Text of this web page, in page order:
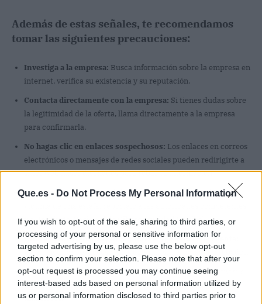
Que.es - Do Not Process My Personal Information
If you wish to opt-out of the sale, sharing to third parties, or
processing of your personal or sensitive information for
targeted advertising by us, please use the below opt-out
section to confirm your selection. Please note that after your
opt-out request is processed you may continue seeing
interest-based ads based on personal information utilized by
us or personal information disclosed to third parties prior to
Además de estas señales, te recomendamos
tomar las siguientes precauciones:
Investiga a la empresa: Busca información sobre la empresa en
internet, verifica su existencia y su reputación.
Contacta directamente con la empresa: Si tienes dudas sobre
la legitimidad de la oferta, llama directamente a la empresa
para confirmarla.
No hagas clic en enlaces sospechosos: Los enlaces en correos
electrónicos o mensajes de redes sociales pueden redirigirte a
sitios web falsos diseñados para robar tu información.
Reporta las ofertas fraudulentas:Si sospechas que has sido
y al Instituto Nacional de Ciberseguridad (Incibe).
Utiliza contraseñas seguras y diferentes para cada cuenta:
Esto dificultará el acceso a tus cuentas si tus datos son robados.
Mantén tu software antivirus actualizado:Un buen antivirus
puede detectar y bloquear sitios web y correos electrónicos
maliciosos.